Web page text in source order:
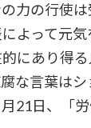
力の行使
よって元
にあり得
な言葉は
21日、「